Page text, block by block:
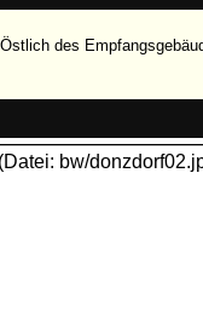
Östlich des